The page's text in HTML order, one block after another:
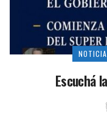
Escuchá